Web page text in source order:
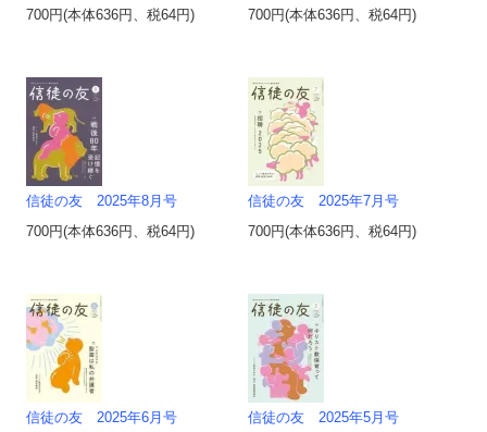
700円(本体636円、税64円)
700円(本体636円、税64円)
信徒の友 2025年8月号
700円(本体636円、税64円)
信徒の友 2025年7月号
700円(本体636円、税64円)
信徒の友 2025年6月号
信徒の友 2025年5月号